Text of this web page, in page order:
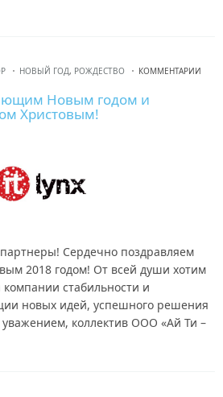
НОВЫЙ ГОД, РОЖДЕСТВО
КОММЕНТАРИИ
Новым годом и
Христовым!
Сердечно поздравляем
2018 годом! От всей души хотим
стабильности и
новых идей, успешного решения
коллектив ООО «Ай Ти –